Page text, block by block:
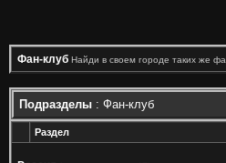
Фан-клуб Найди в своем городе таких же
Подразделы : Фан-клуб
Раздел